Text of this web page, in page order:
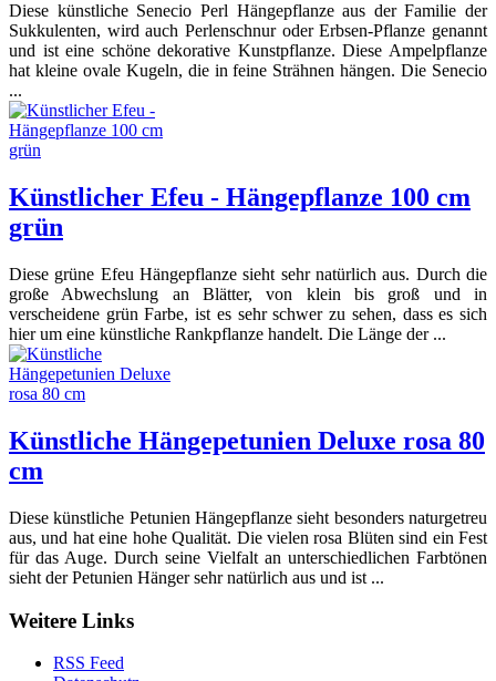
Diese künstliche Senecio Perl Hängepflanze aus der Familie der
Sukkulenten, wird auch Perlenschnur oder Erbsen-Pflanze genannt
und ist eine schöne dekorative Kunstpflanze. Diese Ampelpflanze
hat kleine ovale Kugeln, die in feine Strähnen hängen. Die Senecio
...
Künstlicher Efeu - Hängepflanze 100 cm
grün
Diese grüne Efeu Hängepflanze sieht sehr natürlich aus. Durch die
große Abwechslung an Blätter, von klein bis groß und in
verscheidene grün Farbe, ist es sehr schwer zu sehen, dass es sich
hier um eine künstliche Rankpflanze handelt. Die Länge der ...
Künstliche Hängepetunien Deluxe rosa 80
cm
Diese künstliche Petunien Hängepflanze sieht besonders naturgetreu
aus, und hat eine hohe Qualität. Die vielen rosa Blüten sind ein Fest
für das Auge. Durch seine Vielfalt an unterschiedlichen Farbtönen
sieht der Petunien Hänger sehr natürlich aus und ist ...
Weitere Links
RSS Feed